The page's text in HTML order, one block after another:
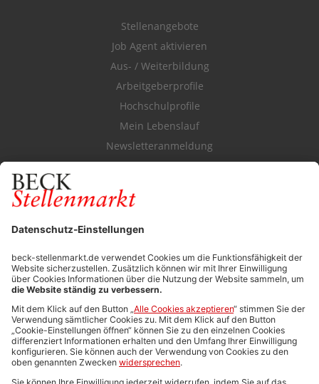
Stellenangebote
Job Agent aktivieren
Aus- / Weiterbildung
Arbeitgeberprofile
Hochschulprofile
Mein Lebenslauf
Newsletteranmeldung
Durchsuchen Sie den Stellenkatalog
FÜR ARBEITGEBER
Stellenmarktpreise
Anzeigen-AGB
Media-Daten
Newsletteranmeldung
Produktübersicht
ALLGEMEIN
FAQs